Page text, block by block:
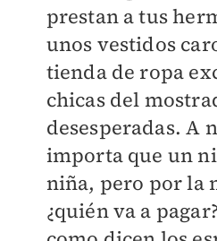
prestan a tus
unos vestidos
tienda de ropa
chicas del
desesperadas. A
importa que un
niña, pero por la
¿quién va a